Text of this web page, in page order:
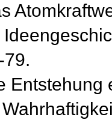
79.
Entstehung